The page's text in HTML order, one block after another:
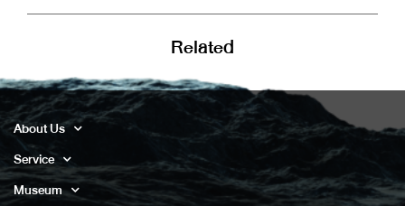
Related
About Us
Service
Museum